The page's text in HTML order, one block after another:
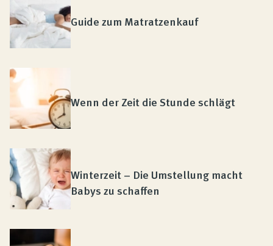
Guide zum Matratzenkauf
Wenn der Zeit die Stunde schlägt
Winterzeit – Die Umstellung macht
Babys zu schaffen